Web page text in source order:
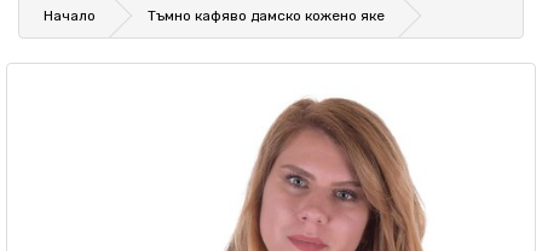
Начало Тъмно кафяво дамско кожено яке